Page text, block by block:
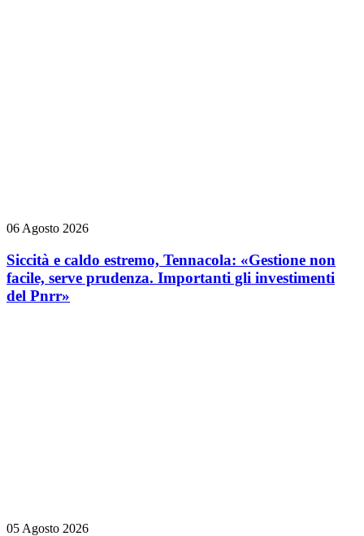
06 Agosto 2026
Siccità e caldo estremo, Tennacola: «Gestione non
facile, serve prudenza. Importanti gli investimenti
del Pnrr»
05 Agosto 2026